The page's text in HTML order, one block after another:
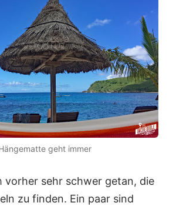
geht immer
vorher sehr schwer getan, die
zu finden. Ein paar sind